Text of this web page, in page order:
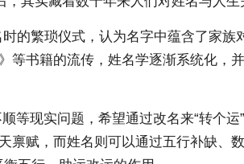
的繁琐仪式，认为名字中蕴含了家族
等书籍的流传，姓名学逐渐系统化，
等现实问题，希望通过改名来“转个运
禀赋，而姓名则可以通过五行补缺、